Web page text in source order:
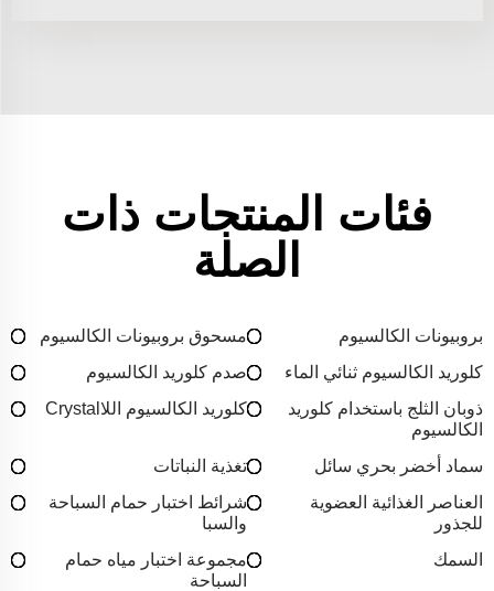
فئات المنتجات ذات
الصلة
بروبيونات الكالسيوم
مسحوق بروبيونات الكالسيوم
كلوريد الكالسيوم ثنائي الماء
صدم كلوريد الكالسيوم
ذوبان الثلج باستخدام كلوريد
الكالسيوم
كلوريد الكالسيوم اللاCrystal
سماد أخضر بحري سائل
تغذية النباتات
العناصر الغذائية العضوية
للجذور
شرائط اختبار حمام السباحة
والسبا
السمك
مجموعة اختبار مياه حمام
السباحة